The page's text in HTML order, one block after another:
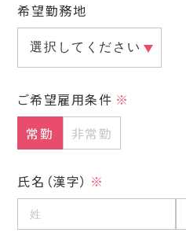
希望勤務地
ご希望雇用条件
常勤
非常勤
氏名（漢字）